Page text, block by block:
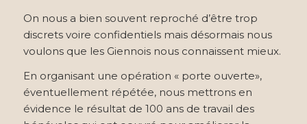
On nous a bien souvent reproché d’être trop
discrets voire confidentiels mais désormais nous
voulons que les Giennois nous connaissent mieux.
En organisant une opération « porte ouverte»,
éventuellement répétée, nous mettrons en
évidence le résultat de 100 ans de travail des